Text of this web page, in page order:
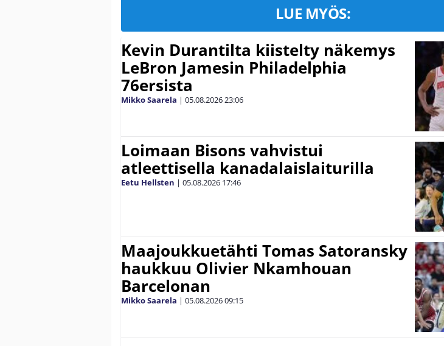
LUE MYÖS:
Kevin Durantilta kiistelty näkemys
LeBron Jamesin Philadelphia
76ersista
Mikko Saarela | 05.08.202623:06
Loimaan Bisons vahvistui
atleettisella kanadalaislaiturilla
Eetu Hellsten | 05.08.2026 17:46
Maajoukkuetähti Tomas Satoransky
haukkuu Olivier Nkamhouan
Barcelonan
Mikko Saarela | 05.08.202609:15